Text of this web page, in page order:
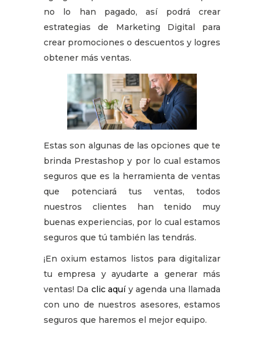
no lo han pagado, así podrá crear
estrategias de Marketing Digital para
crear promociones o descuentos y logres
obtener más ventas.
Estas son algunas de las opciones que te
brinda Prestashop y por lo cual estamos
seguros que es la herramienta de ventas
que potenciará tus ventas, todos
nuestros clientes han tenido muy
buenas experiencias, por lo cual estamos
seguros que tú también las tendrás.
¡En oxium estamos listos para digitalizar
tu empresa y ayudarte a generar más
ventas! Da clic aquíy agenda una llamada
con uno de nuestros asesores, estamos
seguros que haremos el mejor equipo.